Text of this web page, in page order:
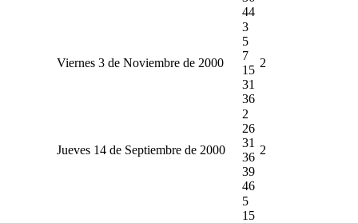
44
Viernes 3 de Noviembre de 2000
3
5
7
15
31
36
2
Jueves 14 de Septiembre de 2000
2
26
31
36
39
46
2
5
15